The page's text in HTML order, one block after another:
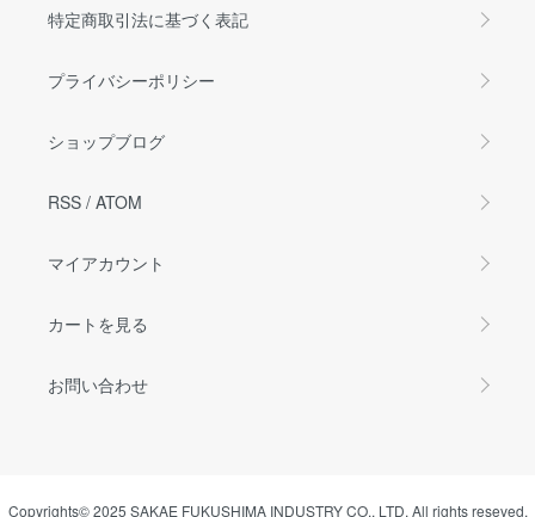
特定商取引法に基づく表記
プライバシーポリシー
ショップブログ
RSS / ATOM
マイアカウント
カートを見る
お問い合わせ
Copyrights© 2025 SAKAE FUKUSHIMA INDUSTRY CO., LTD. All rights reseved.